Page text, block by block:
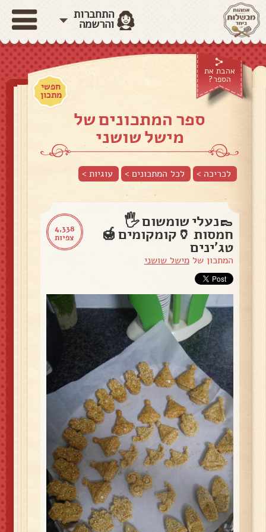
התחברות
והרשמה
אהבת את
הספר?
חפשי
מתכון
ספר המתכונים של
מישל שושני
לכריכה > לכל המתכונים > עוגיות>
4,338
צפיות
👞נעלי שומשום 🖐️
חמסות 🏺קומקומים 🍯
טג׳ינים
המתכון שלמישל שושני